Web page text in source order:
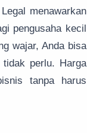
menawarkan
pengusaha kecil
wajar, Anda bisa
perlu. Harga
tanpa harus